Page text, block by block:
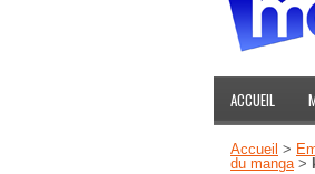
ACCUEIL
Accueil >
du manga>